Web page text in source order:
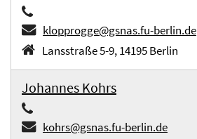
klopprogge@gsnas.fu-berlin.de
Lansstraße 5-9, 14195 Berlin
Johannes Kohrs
kohrs@gsnas.fu-berlin.de